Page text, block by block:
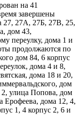
на 41
завершены
27, 27А, 27Б, 27В, 25,
дом 43,
переулку, дома 1 и
продолжаются по
дом 84, 6 корпус
дома 4 и 8,
дома 18 и 20,
дом
улица Попова, дом
Ерофеева, дома 12, 4,
1, 4 корпус 2, 6 и